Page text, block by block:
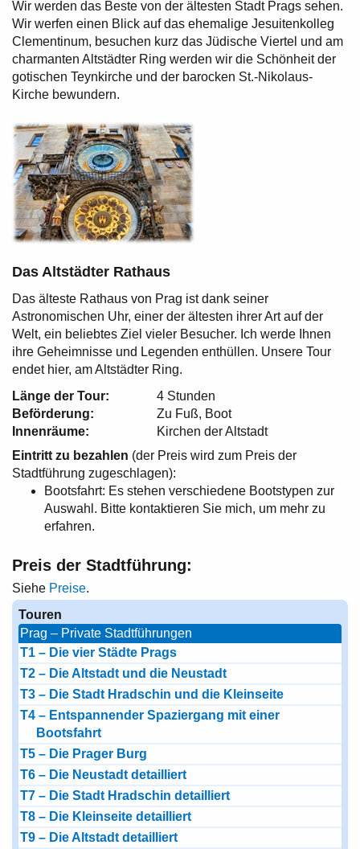
Wir werden das Beste von der ältesten Stadt Prags sehen.
Wir werfen einen Blick auf das ehemalige Jesuitenkolleg
Clementinum, besuchen kurz das Jüdische Viertel und am
charmanten Altstädter Ring werden wir die Schönheit der
gotischen Teynkirche und der barocken St.-Nikolaus-
Kirche bewundern.
Das Altstädter Rathaus
Das älteste Rathaus von Prag ist dank seiner
Astronomischen Uhr, einer der ältesten ihrer Art auf der
Welt, ein beliebtes Ziel vieler Besucher. Ich werde Ihnen
ihre Geheimnisse und Legenden enthüllen. Unsere Tour
endet hier, am Altstädter Ring.
Länge der Tour:
4 Stunden
Beförderung:
Zu Fuß, Boot
Innenräume:
Kirchen der Altstadt
Eintritt zu bezahlen (der Preis wird zum Preis der
Stadtführung zugeschlagen):
Bootsfahrt: Es stehen verschiedene Bootstypen zur
Auswahl. Bitte kontaktieren Sie mich, um mehr zu
erfahren.
Preis der Stadtführung:
Siehe Preise.
Touren
Prag – Private Stadtführungen
T1 – Die vier Städte Prags
T2 – Die Altstadt und die Neustadt
T3 – Die Stadt Hradschin und die Kleinseite
T4 – Entspannender Spaziergang mit einer
Bootsfahrt
T5 – Die Prager Burg
T6 – Die Neustadt detailliert
T7 – Die Stadt Hradschin detailliert
T8 – Die Kleinseite detailliert
T9 – Die Altstadt detailliert